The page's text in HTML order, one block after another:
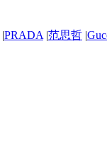
|PRADA |范思哲 |